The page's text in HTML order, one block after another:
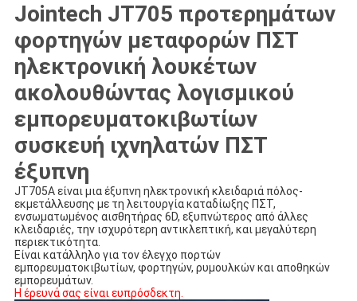
Jointech JT705 προτερημάτων
φορτηγών μεταφορών ΠΣΤ
ηλεκτρονική λουκέτων
ακολουθώντας λογισμικού
εμπορευματοκιβωτίων
συσκευή ιχνηλατών ΠΣΤ
έξυπνη
JT705A είναι μια έξυπνη ηλεκτρονική κλειδαριά πόλος-
εκμετάλλευσης με τη λειτουργία καταδίωξης ΠΣΤ,
ενσωματωμένος αισθητήρας 6D, εξυπνώτερος από άλλες
κλειδαριές, την ισχυρότερη αντικλεπτική, και μεγαλύτερη
περιεκτικότητα.
Είναι κατάλληλο για τον έλεγχο πορτών
εμπορευματοκιβωτίων, φορτηγών, ρυμουλκών και αποθηκών
εμπορευμάτων.
Η έρευνά σας είναι ευπρόσδεκτη.